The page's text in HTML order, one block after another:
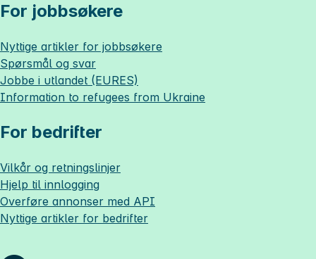
For jobbsøkere
Nyttige artikler for jobbsøkere
Spørsmål og svar
Jobbe i utlandet (EURES)
Information to refugees from Ukraine
For bedrifter
Vilkår og retningslinjer
Hjelp til innlogging
Overføre annonser med API
Nyttige artikler for bedrifter